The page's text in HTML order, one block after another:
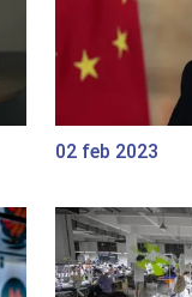
02 feb 2023